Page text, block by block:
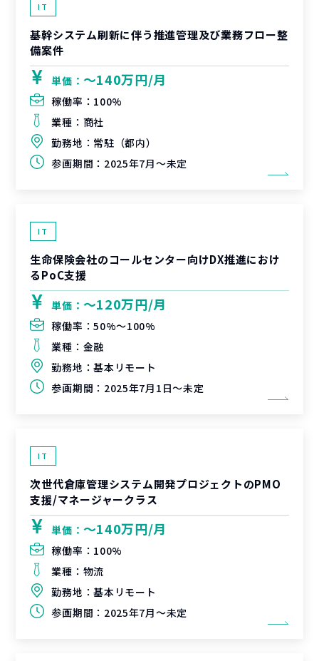
IT
基幹システム刷新に伴う推進管理及び業務フロー整
備案件
単価： 〜140万円/月
稼働率： 100%
業種： 商社
勤務地： 常駐（都内）
参画期間： 2025年7月～未定
IT
生命保険会社のコールセンター向けDX推進におけ
るPoC支援
単価： 〜120万円/月
稼働率：50%〜100%
業種： 金融
勤務地：基本リモート
参画期間： 2025年7月1日～未定
IT
次世代倉庫管理システム開発プロジェクトのPMO
支援/マネージャークラス
単価： 〜140万円/月
稼働率： 100%
業種： 物流
勤務地：基本リモート
参画期間： 2025年7月～未定